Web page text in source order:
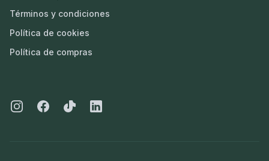
Términos y condiciones
Política de cookies
Política de compras
InstagramFacebook
Tiktok Linkedin